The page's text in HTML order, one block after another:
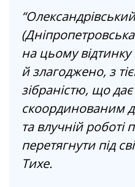
на цьому
й злагоджено, з
зібраністю, що
скоординованим
та влучній роботі
перетягнути під
Тихе.